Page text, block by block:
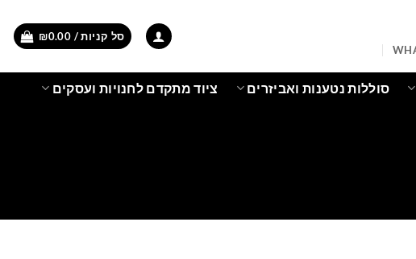
סל קניות / ₪0.00
סוללות נטענות ואביזרים ציוד מתקדם לחנויות ועסקים